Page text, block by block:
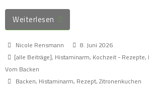
Weiterlesen
Nicole Rensmann
8. Juni 2026
[alle Beiträge], Histaminarm, Kochzeit - Rezepte,
Vom Backen
Backen, Histaminarm, Rezept, Zitronenkuchen